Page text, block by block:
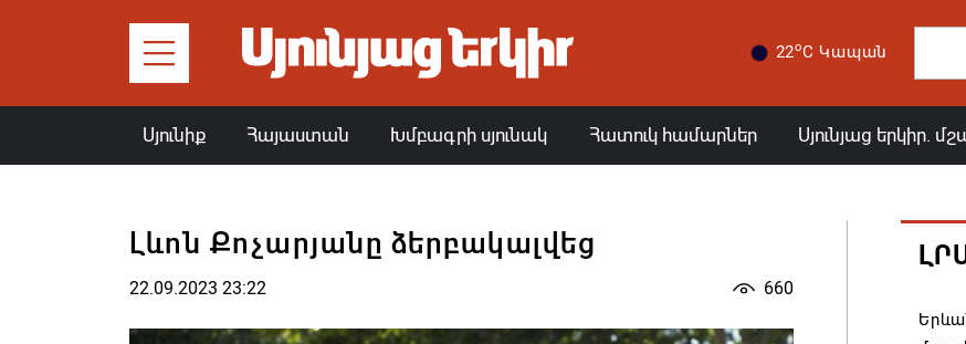
22oC Կապան
Սյունիք Հայաստան Խմբագրի սյունակ Հատուկ համարներ Սյունյաց երկիր.
Լևոն Քոչարյանը ձերբակալվեց
22.09.2023 23:22 660